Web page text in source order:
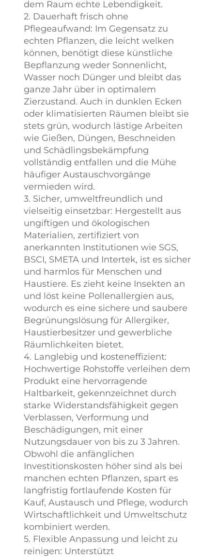
dem Raum echte Lebendigkeit.
2. Dauerhaft frisch ohne
Pflegeaufwand: Im Gegensatz zu
echten Pflanzen, die leicht welken
können, benötigt diese künstliche
Bepflanzung weder Sonnenlicht,
Wasser noch Dünger und bleibt das
ganze Jahr über in optimalem
Zierzustand. Auch in dunklen Ecken
oder klimatisierten Räumen bleibt sie
stets grün, wodurch lästige Arbeiten
wie Gießen, Düngen, Beschneiden
und Schädlingsbekämpfung
vollständig entfallen und die Mühe
häufiger Austauschvorgänge
vermieden wird.
3. Sicher, umweltfreundlich und
vielseitig einsetzbar: Hergestellt aus
ungiftigen und ökologischen
Materialien, zertifiziert von
anerkannten Institutionen wie SGS,
BSCI, SMETA und Intertek, ist es sicher
und harmlos für Menschen und
Haustiere. Es zieht keine Insekten an
und löst keine Pollenallergien aus,
wodurch es eine sichere und saubere
Begrünungslösung für Allergiker,
Haustierbesitzer und gewerbliche
Räumlichkeiten bietet.
4. Langlebig und kosteneffizient:
Hochwertige Rohstoffe verleihen dem
Produkt eine hervorragende
Haltbarkeit, gekennzeichnet durch
starke Widerstandsfähigkeit gegen
Verblassen, Verformung und
Beschädigungen, mit einer
Nutzungsdauer von bis zu 3 Jahren.
Obwohl die anfänglichen
Investitionskosten höher sind als bei
manchen echten Pflanzen, spart es
langfristig fortlaufende Kosten für
Kauf, Austausch und Pflege, wodurch
Wirtschaftlichkeit und Umweltschutz
kombiniert werden.
5. Flexible Anpassung und leicht zu
reinigen: Unterstützt